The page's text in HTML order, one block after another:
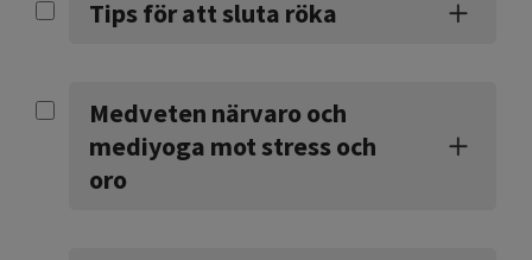
Tips för att sluta röka
Medveten närvaro och
mediyoga mot stress och
oro